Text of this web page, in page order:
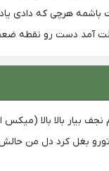
باشمه هرچی که دادی
آمد دست رو نقطه ضعفم
بیار بالا بالا (میکس
بغل کرد دل من